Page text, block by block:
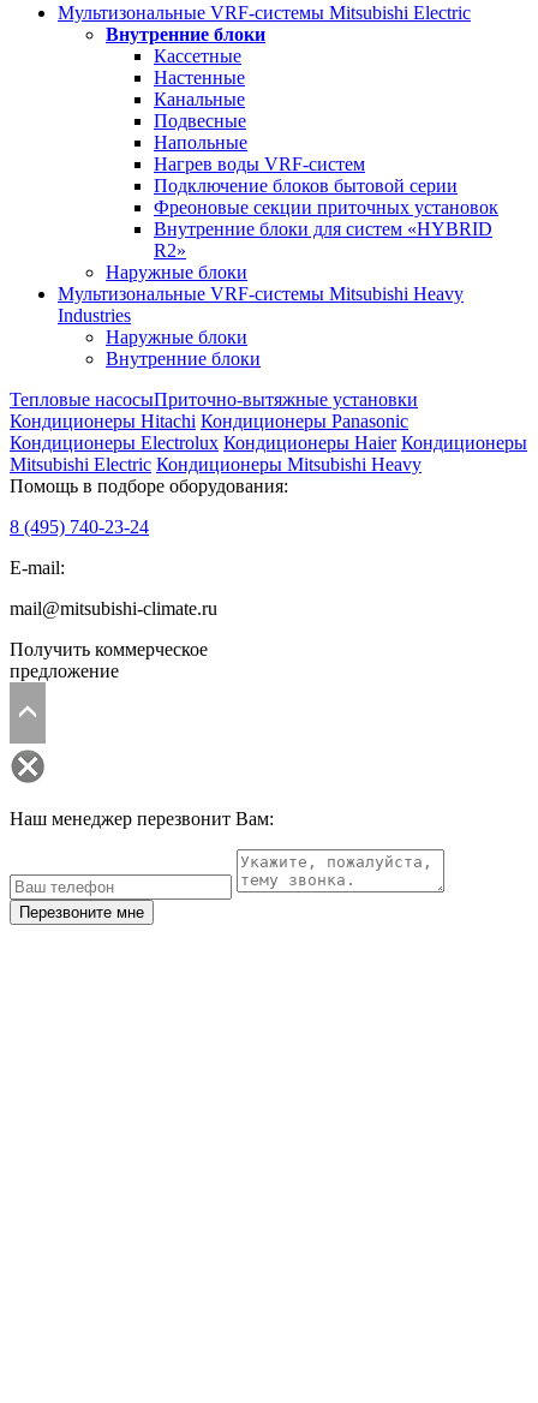
Мультизональные VRF-системы Mitsubishi Electric
Внутренние блоки
Кассетные
Настенные
Канальные
Подвесные
Напольные
Нагрев воды VRF-систем
Подключение блоков бытовой серии
Фреоновые секции приточных установок
Внутренние блоки для систем «HYBRID
R2»
Наружные блоки
Мультизональные VRF-системы Mitsubishi Heavy
Industries
Наружные блоки
Внутренние блоки
Тепловые насосыПриточно-вытяжные установки
Кондиционеры Hitachi Кондиционеры Panasonic
Кондиционеры Electrolux Кондиционеры Haier Кондиционеры
Mitsubishi Electric Кондиционеры Mitsubishi Heavy
Помощь в подборе оборудования:
8 (495) 740-23-24
E-mail:
mail@mitsubishi-climate.ru
Получить коммерческое
предложение
Наш менеджер перезвонит Вам:
Перезвоните мне